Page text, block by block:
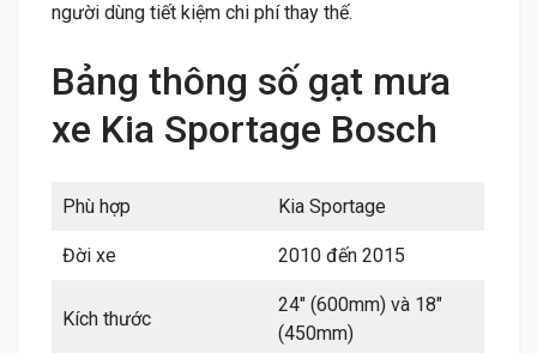
người dùng tiết kiệm chi phí thay thế.
Bảng thông số gạt mưa
xe Kia Sportage Bosch
Phù hợp Kia Sportage
Đời xe 2010 đến 2015
Kích thước
24″ (600mm) và 18″
(450mm)